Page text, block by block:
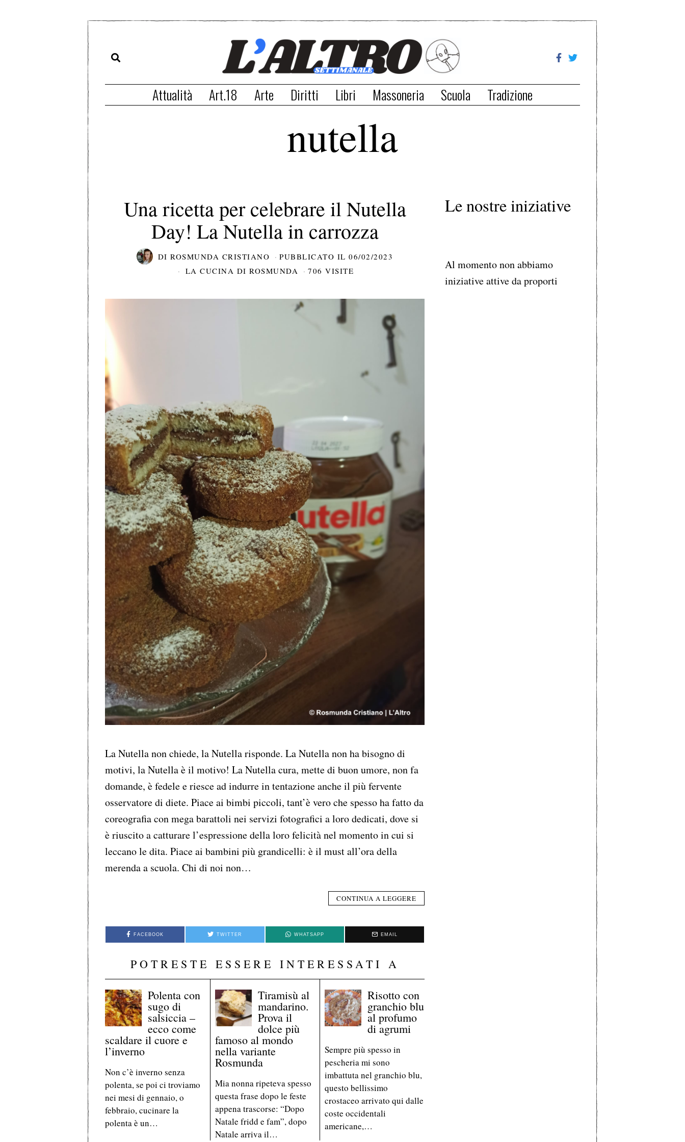
Attualità Art.18 Arte Diritti Libri Massoneria Scuola Tradizione
nutella
Una ricetta per celebrare il Nutella
Day! La Nutella in carrozza
DIROSMUNDA CRISTIANO PUBBLICATO IL 06/02/2023
LA CUCINA DI ROSMUNDA
706 VISITE
La Nutella non chiede, la Nutella risponde. La Nutella non ha bisogno di
motivi, la Nutella è il motivo! La Nutella cura, mette di buon umore, non fa
domande, è fedele e riesce ad indurre in tentazione anche il più fervente
osservatore di diete. Piace ai bimbi piccoli, tant’è vero che spesso ha fatto da
coreografia con mega barattoli nei servizi fotografici a loro dedicati, dove si
è riuscito a catturare l’espressione della loro felicità nel momento in cui si
leccano le dita. Piace ai bambini più grandicelli: è il must all’ora della
merenda a scuola. Chi di noi non…
CONTINUA A LEGGERE
FACEBOOK TWITTER WHATSAPP EMAIL
POTRESTE ESSERE INTERESSATI A
Polenta con
sugo di
salsiccia –
ecco come
scaldare il cuore e
l’inverno
Non c’è inverno senza
polenta, se poi ci troviamo
nei mesi di gennaio, o
febbraio, cucinare la
polenta è un…
Tiramisù al
mandarino.
Prova il
dolce più
famoso al mondo
nella variante
Rosmunda
Mia nonna ripeteva spesso
questa frase dopo le feste
appena trascorse: “Dopo
Natale fridd e fam”, dopo
Natale arriva il…
Risotto con
granchio blu
al profumo
di agrumi
Sempre più spesso in
pescheria mi sono
imbattuta nel granchio blu,
questo bellissimo
crostaceo arrivato qui dalle
coste occidentali
americane,…
Le nostre iniziative
Al momento non abbiamo
iniziative attive da proporti